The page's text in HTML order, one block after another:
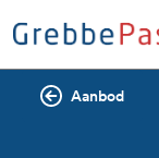
Aanbod